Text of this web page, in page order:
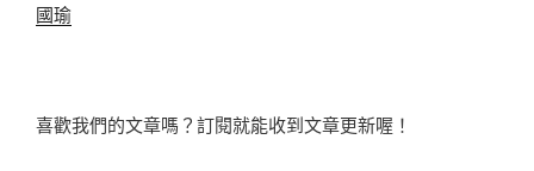
國瑜
喜歡我們的文章嗎？訂閱就能收到文章更新喔！